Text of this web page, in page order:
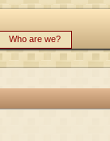
Who are we?